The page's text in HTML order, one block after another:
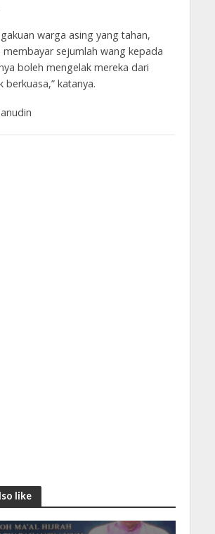
warga asing yang tahan,
membayar sejumlah wang kepada
boleh mengelak mereka dari
berkuasa,” katanya.
like